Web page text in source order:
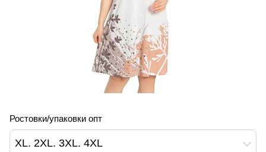
Ростовки/упаковки опт
XL. 2XL. 3XL. 4XL